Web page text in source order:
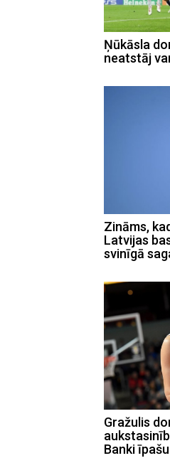
Ņūkāsla
neatstāj
Zināms,
Latvijas
svinīgā
Gražulis
Banki